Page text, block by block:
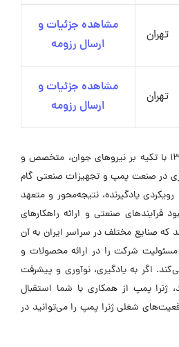
تهران
مشاهده جزئیات و
ارسال رزومه
تهران
مشاهده جزئیات و
ارسال رزومه
شرکت ژنرا پمپ از سال ۱۳۹۴ با تکیه بر نیروهای جوان، متخصص و
در صنعت پمپ و تجهیزات صنعتی گام
یادگیرنده، نتیجه‌محور و متعهد
فرآیندهای صنعتی و ارائه راهکارهای
که صنایع مختلف در سراسر ایران به آن
مسئولیت شرکت را در ارائه محصولات و
اگر به یادگیری، نوآوری و پیشرفت
ژنرا پمپ از همکاری با شما استقبال
شغلی ژنرا پمپ را می‌توانید در